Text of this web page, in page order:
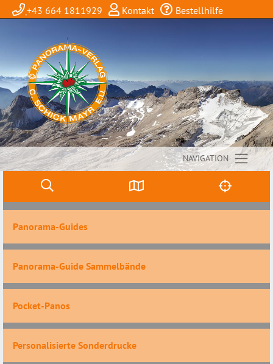
+43 664 1811929 Kontakt Bestellhilfe
NAVIGATION
Panorama-Guides
Panorama-Guide Sammelbände
Pocket-Panos
Personalisierte Sonderdrucke